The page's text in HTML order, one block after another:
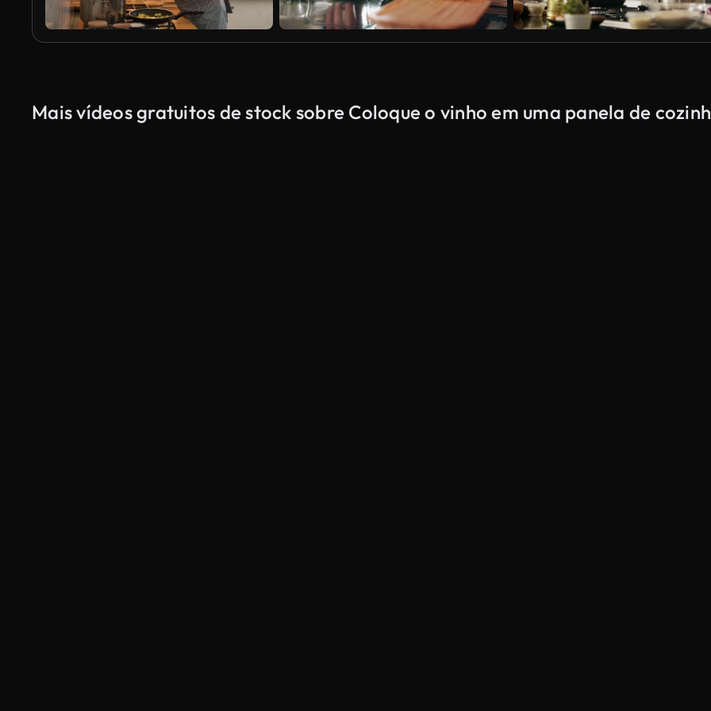
Mais vídeos gratuitos de stock sobre Coloque o vinho em uma panela de